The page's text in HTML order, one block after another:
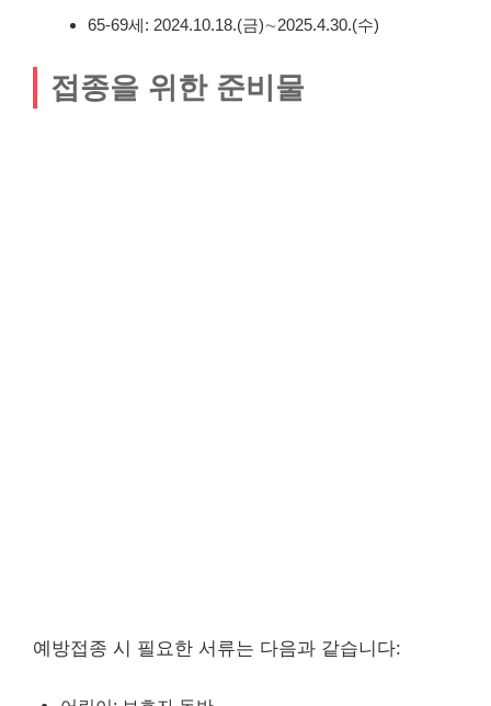
65-69세: 2024.10.18.(금)∼2025.4.30.(수)
접종을 위한 준비물
예방접종 시 필요한 서류는 다음과 같습니다: